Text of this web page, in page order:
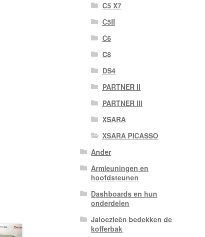
C5 X7
C5II
C6
C8
DS4
PARTNER II
PARTNER III
XSARA
XSARA PICASSO
Ander
Armleuningen en
hoofdsteunen
Dashboards en hun
onderdelen
Jaloezieën bedekken de
kofferbak